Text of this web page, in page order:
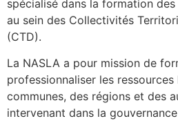
spécialisé dans la formation
au sein des Collectivités
(CTD).
La NASLA a pour mission de
professionnaliser les ressources
communes, des régions et des
intervenant dans la